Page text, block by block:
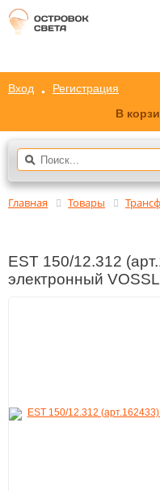
Вход
Регистрация
В
Главная Товары
EST 150/12.312
электронный